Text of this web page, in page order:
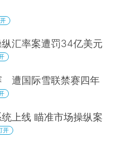
汇率案遭罚34亿美元
遭国际雪联禁赛四年
上线 瞄准市场操纵案
开